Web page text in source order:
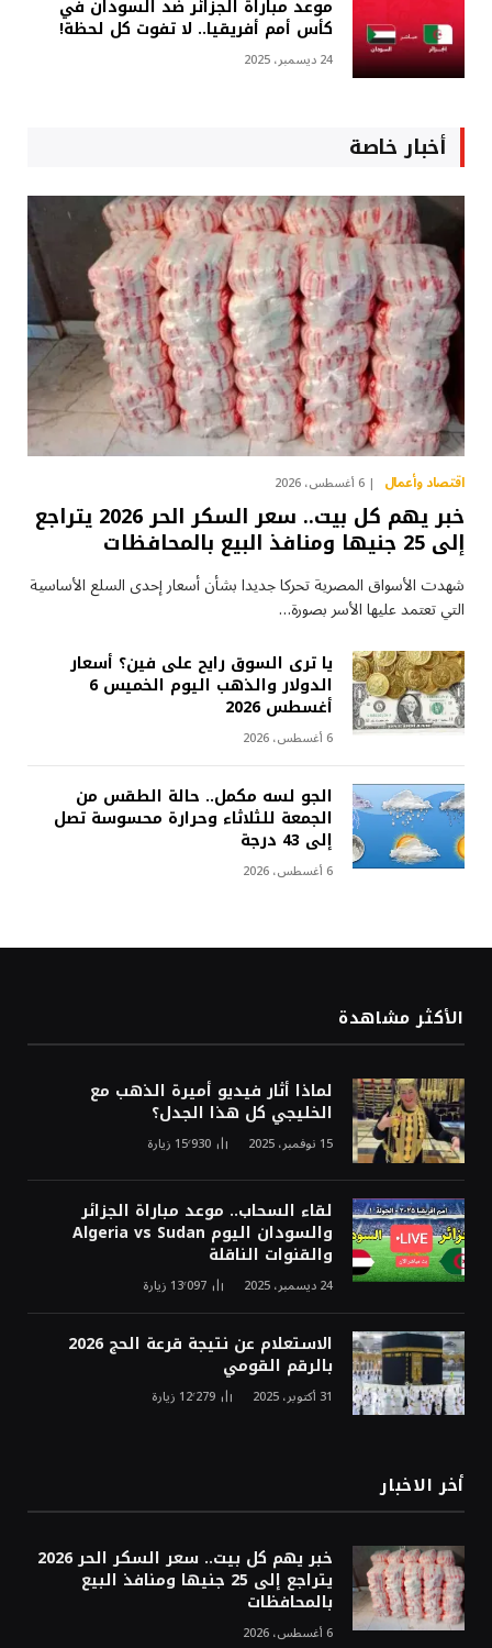
موعد مباراة الجزائر ضد السودان في
كأس أمم أفريقيا.. لا تفوت كل لحظة!
24 ديسمبر، 2025
أخبار خاصة
اقتصاد وأعمال 6 أغسطس، 2026
خبر يهم كل بيت.. سعر السكر الحر 2026 يتراجع
إلى 25 جنيها ومنافذ البيع بالمحافظات
شهدت الأسواق المصرية تحركا جديدا بشأن أسعار إحدى السلع الأساسية
التي تعتمد عليها الأسر بصورة…
يا ترى السوق رايح على فين؟ أسعار
الدولار والذهب اليوم الخميس 6
أغسطس 2026
6 أغسطس، 2026
الجو لسه مكمل.. حالة الطقس من
الجمعة للثلاثاء وحرارة محسوسة تصل
إلى 43 درجة
6 أغسطس، 2026
الأكثر مشاهدة
لماذا أثار فيديو أميرة الذهب مع
الخليجي كل هذا الجدل؟
15 نوفمبر، 2025 15٬930 زيارة
لقاء السحاب.. موعد مباراة الجزائر
والسودان اليوم Algeria vs Sudan
والقنوات الناقلة
24 ديسمبر، 2025 13٬097 زيارة
الاستعلام عن نتيجة قرعة الحج 2026
بالرقم القومي
31 أكتوبر، 2025 12٬279 زيارة
أخر الاخبار
خبر يهم كل بيت.. سعر السكر الحر 2026
يتراجع إلى 25 جنيها ومنافذ البيع
بالمحافظات
6 أغسطس، 2026